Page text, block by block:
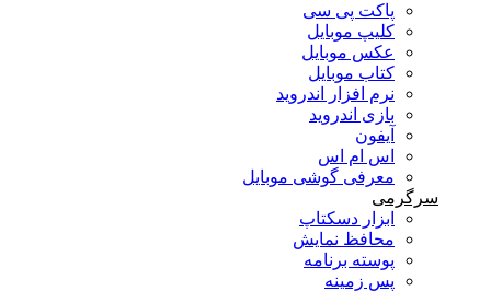
پاکت پی سی
کلیپ موبایل
عکس موبایل
کتاب موبایل
نرم افزار اندروید
بازی اندروید
آیفون
اس ام اس
معرفی گوشی موبایل
سرگرمی
ابزار دسکتاپ
محافظ نمایش
پوسته برنامه
پس زمینه